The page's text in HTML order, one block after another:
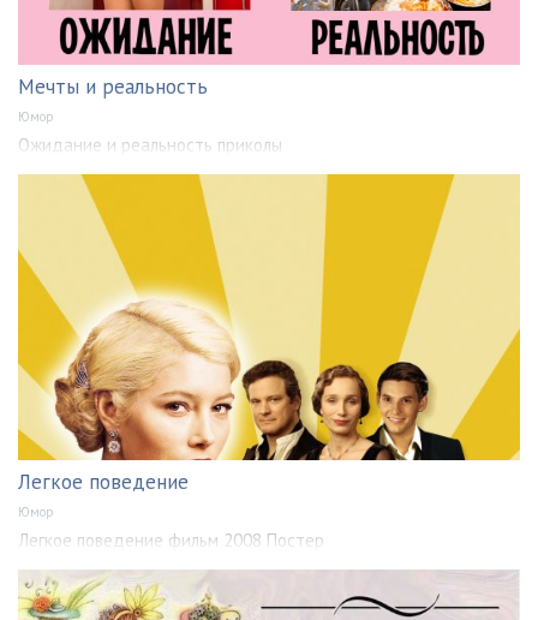
Мечты и реальность
Юмор
Ожидание и реальность приколы
Легкое поведение
Юмор
Легкое поведение фильм 2008 Постер